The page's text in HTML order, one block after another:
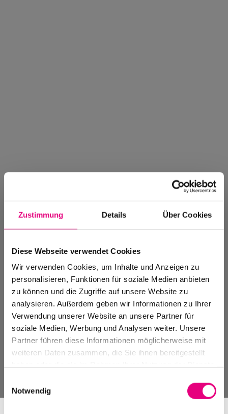
Zustimmung Details Über Cookies
Diese Webseite verwendet Cookies
Wir verwenden Cookies, um Inhalte und Anzeigen zu
personalisieren, Funktionen für soziale Medien anbieten
zu können und die Zugriffe auf unsere Website zu
analysieren. Außerdem geben wir Informationen zu Ihrer
Verwendung unserer Website an unsere Partner für
soziale Medien, Werbung und Analysen weiter. Unsere
Partner führen diese Informationen möglicherweise mit
weiteren Daten zusammen, die Sie ihnen bereitgestellt
Notwendig
Events Archive
Past events, festivals, and venues